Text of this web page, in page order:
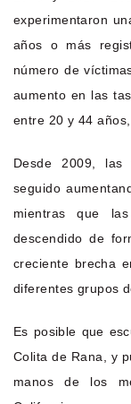
experimentaron
años o más
número de
aumento en las
entre 20 y 44
Desde 2009, las
seguido
mientras que
descendido de
creciente brecha
diferentes grupos
Es posible que
Colita de Rana, y
manos de los